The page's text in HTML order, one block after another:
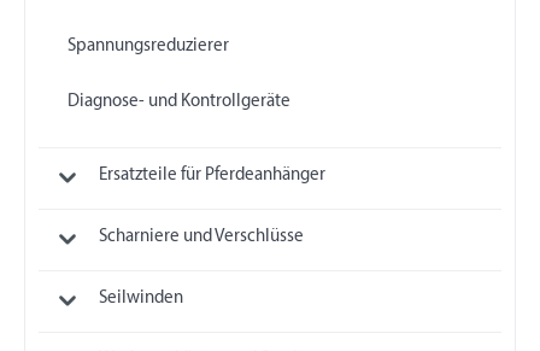
Spannungsreduzierer
Diagnose- und Kontrollgeräte
Ersatzteile für Pferdeanhänger
Scharniere und Verschlüsse
Seilwinden